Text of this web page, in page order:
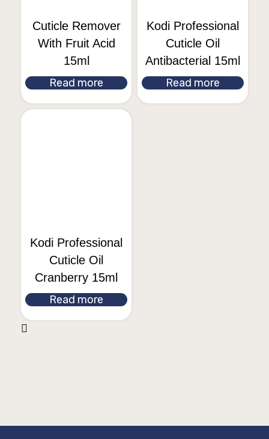
Cuticle Remover
With Fruit Acid
15ml
Read more
Kodi Professional
Cuticle Oil
Antibacterial 15ml
Read more
Kodi Professional
Cuticle Oil
Cranberry 15ml
Read more